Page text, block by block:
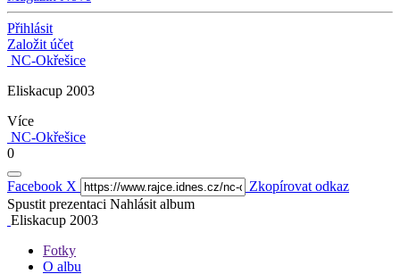
Přihlásit
Založit účet
NC-Okřešice
Eliskacup 2003
Více
NC-Okřešice
0
Facebook X
Zkopírovat odkaz
Spustit prezentaci Nahlásit album
Eliskacup 2003
Fotky
O albu